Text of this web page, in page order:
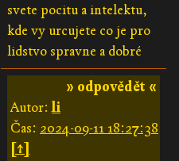
svete pocitu a intelektu,
kde vy urcujete co je pro
lidstvo spravne a dobré
» odpovědět «
Autor:li
Čas: 2024-09-11 18:27:38
[↑]